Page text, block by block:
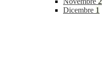
Dicembre 1